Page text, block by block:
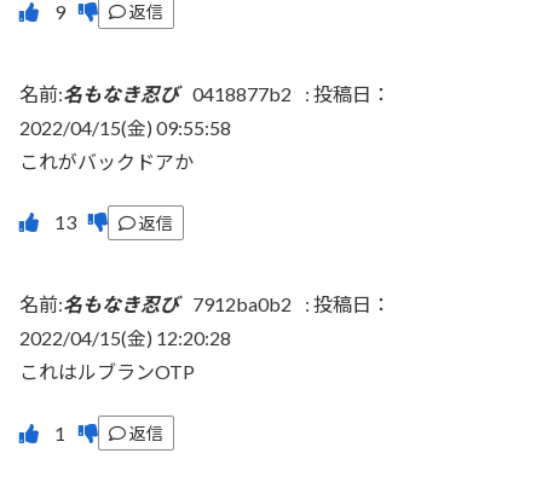
返信
名前:名もなき忍び 0418877b2 : 投稿日：
2022/04/15(金) 09:55:58
これがバックドアか
返信
名前:名もなき忍び 7912ba0b2 : 投稿日：
2022/04/15(金) 12:20:28
これはルブランOTP
返信